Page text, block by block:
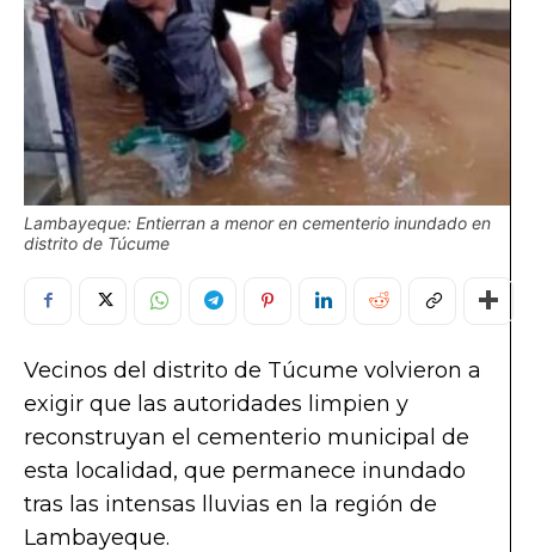
Lambayeque: Entierran a menor en cementerio inundado en
distrito de Túcume
Vecinos del distrito de Túcume volvieron a
exigir que las autoridades limpien y
reconstruyan el cementerio municipal de
esta localidad, que permanece inundado
tras las intensas lluvias en la región de
Lambayeque.